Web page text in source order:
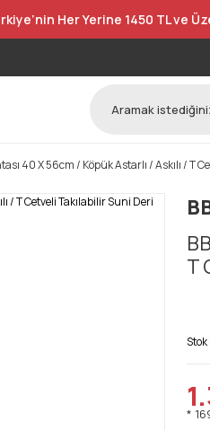
Her Yerine 1450 TL ve
40 X 56cm / Köpük Astarlı / Askılı / T
T
Stok
*